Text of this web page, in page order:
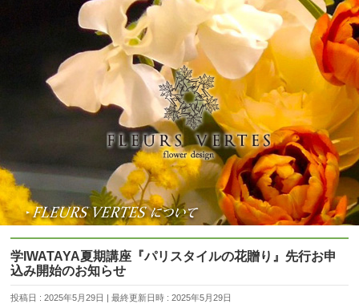
学IWATAYA夏期講座『パリスタイルの花贈り』先行お申
込み開始のお知らせ
投稿日 : 2025年5月29日 最終更新日時 : 2025年5月29日